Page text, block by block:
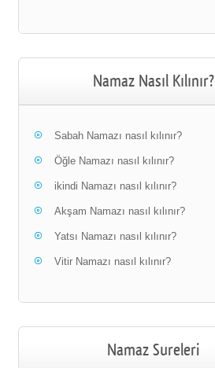
Namaz Nasıl Kılınır?
Sabah Namazı nasıl kılınır?
Öğle Namazı nasıl kılınır?
ikindi Namazı nasıl kılınır?
Akşam Namazı nasıl kılınır?
Yatsı Namazı nasıl kılınır?
Vitir Namazı nasıl kılınır?
Namaz Sureleri